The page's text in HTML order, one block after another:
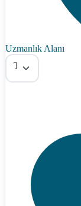
Uzmanlık Alanı
Tümü